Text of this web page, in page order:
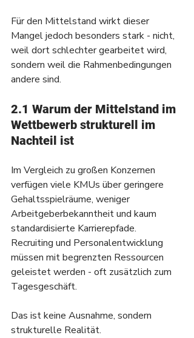
Für den Mittelstand wirkt dieser
Mangel jedoch besonders stark - nicht,
weil dort schlechter gearbeitet wird,
sondern weil die Rahmenbedingungen
andere sind.
2.1 Warum der Mittelstand im
Wettbewerb strukturell im
Nachteil ist
Im Vergleich zu großen Konzernen
verfügen viele KMUs über geringere
Gehaltsspielräume, weniger
Arbeitgeberbekanntheit und kaum
standardisierte Karrierepfade.
Recruiting und Personalentwicklung
müssen mit begrenzten Ressourcen
geleistet werden - oft zusätzlich zum
Tagesgeschäft.
Das ist keine Ausnahme, sondern
strukturelle Realität.